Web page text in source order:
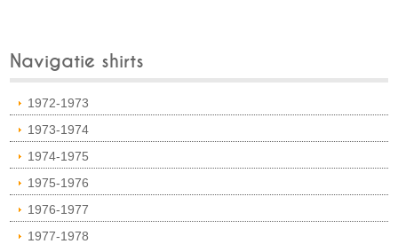
Navigatie shirts
1972-1973
1973-1974
1974-1975
1975-1976
1976-1977
1977-1978